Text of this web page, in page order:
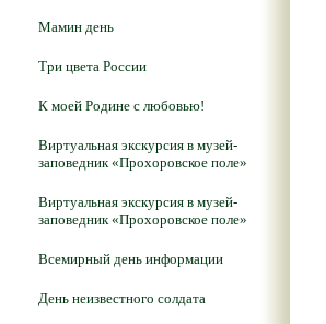
Мамин день
Три цвета России
К моей Родине с любовью!
Виртуальная экскурсия в музей-
заповедник «Прохоровское поле»
Виртуальная экскурсия в музей-
заповедник «Прохоровское поле»
Всемирный день информации
День неизвестного солдата